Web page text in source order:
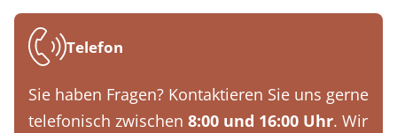
Telefon
Sie haben Fragen? Kontaktieren Sie uns gerne
telefonisch zwischen 8:00 und 16:00 Uhr. Wir